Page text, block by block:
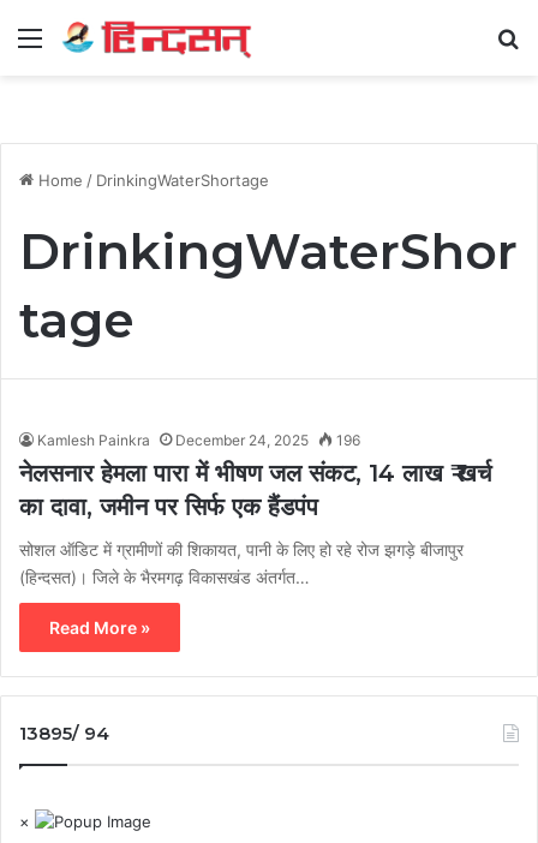
Menu
Home / DrinkingWaterShortage
DrinkingWaterShor
tage
Kamlesh Painkra December 24, 2025 196
नेलसनार हेमला पारा में भीषण जल संकट, 14 लाख ₹ खर्च
का दावा, जमीन पर सिर्फ एक हैंडपंप
सोशल ऑडिट में ग्रामीणों की शिकायत, पानी के लिए हो रहे रोज झगड़े बीजापुर
(हिन्दसत)। जिले के भैरमगढ़ विकासखंड अंतर्गत…
Read More »
13895/ 94
×